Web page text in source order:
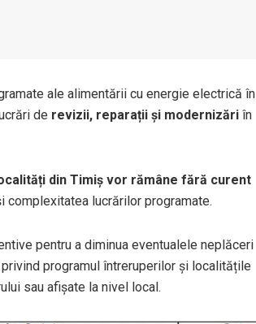
ale alimentării cu energie electrică în
de revizii, reparații și modernizări în
din Timiș vor rămâne fără curent
complexitatea lucrărilor programate.
pentru a diminua eventualele neplăceri
programul întreruperilor și localitățile
sau afișate la nivel local.